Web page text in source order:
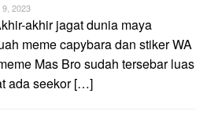
2023
akhir jagat dunia maya
meme capybara dan stiker WA
Mas Bro sudah tersebar luas
ada seekor […]